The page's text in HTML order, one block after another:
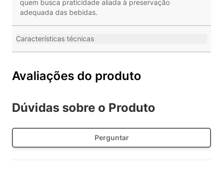
quem busca praticidade aliada à preservação
adequada das bebidas.
Características técnicas
Avaliações do produto
Dúvidas sobre o Produto
Perguntar